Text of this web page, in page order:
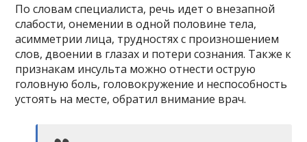
По словам специалиста, речь идет о внезапной
слабости, онемении в одной половине тела,
асимметрии лица, трудностях с произношением
слов, двоении в глазах и потери сознания. Также к
признакам инсульта можно отнести острую
головную боль, головокружение и неспособность
устоять на месте, обратил внимание врач.